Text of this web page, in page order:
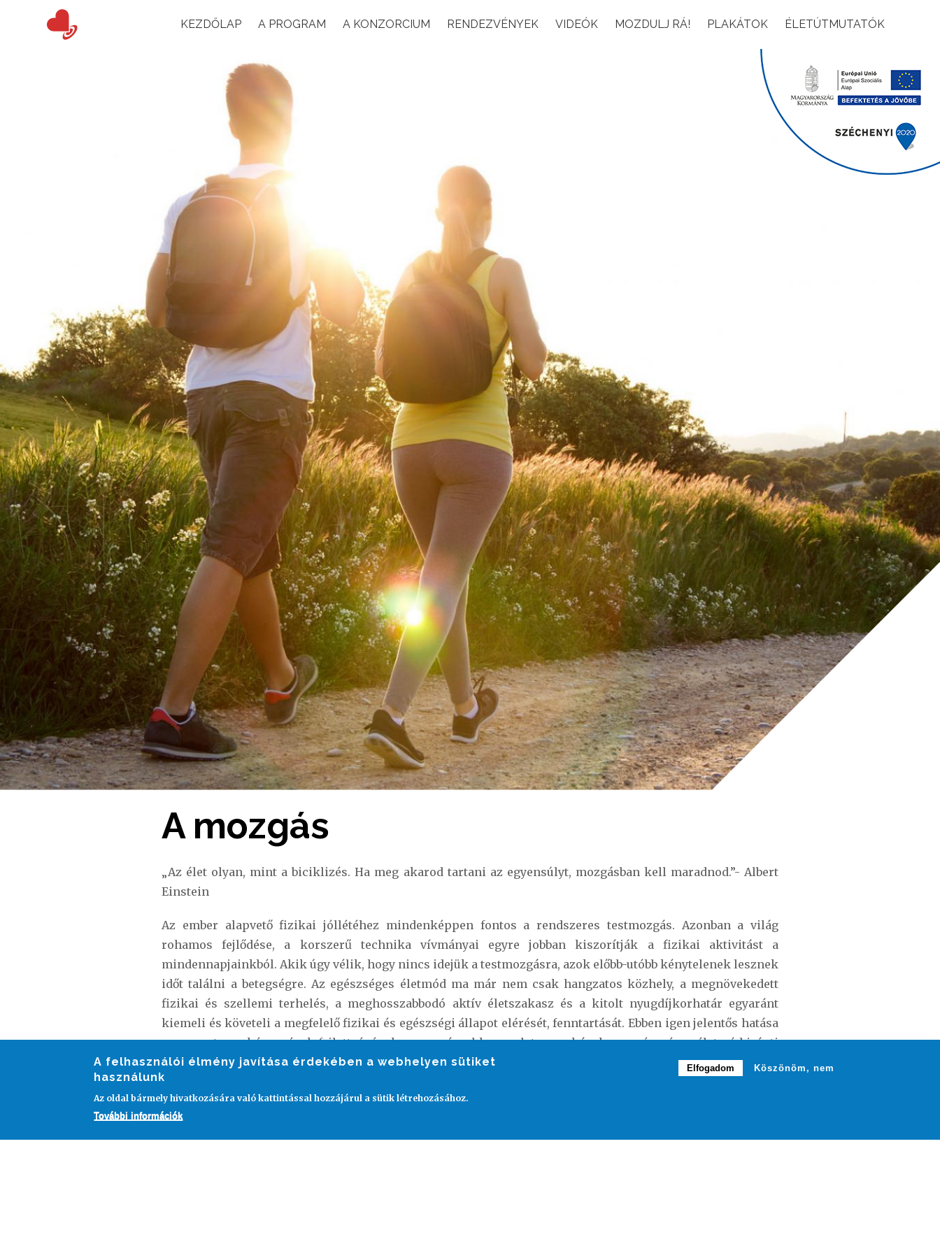
Main
navigation
KEZDŐLAP A PROGRAM A KONZORCIUM RENDEZVÉNYEK VIDEÓK MOZDULJ RÁ! PLAKÁTOK ÉLETÚTMUTATÓK
A mozgás
„Az élet olyan, mint a biciklizés. Ha meg akarod tartani az egyensúlyt, mozgásban kell maradnod.”- Albert
Einstein
Az ember alapvető fizikai jóllétéhez mindenképpen fontos a rendszeres testmozgás. Azonban a világ
rohamos fejlődése, a korszerű technika vívmányai egyre jobban kiszorítják a fizikai aktivitást a
mindennapjainkból. Akik úgy vélik, hogy nincs idejük a testmozgásra, azok előbb-utóbb kénytelenek lesznek
időt találni a betegségre. Az egészséges életmód ma már nem csak hangzatos közhely, a megnövekedett
fizikai és szellemi terhelés, a meghosszabbodó aktív életszakasz és a kitolt nyugdíjkorhatár egyaránt
kiemeli és követeli a megfelelő fizikai és egészségi állapot elérését, fenntartását. Ebben igen jelentős hatása
van a motoros képességek fejlettségének, a mozgással kapcsolatos szokások, az egészséges életmód iránti
igény kialakításának. A rendszeres testmozgás átlagélettartam növelő és közérzet javító hatása, továbbá
különböző betegségek kialakulását megelőző, preventív jellege tudományos kutatásokkal alátámasztott tény.
A sport mentális egészségre kifejtett hatása, illetve az, hogy milyen sűrűn használják bevált módszerként
A felhasználói élmény javítása érdekében a webhelyen sütiket
használunk
Az oldal bármely hivatkozására való kattintással hozzájárul a sütik létrehozásához.
További információk
Elfogadom Köszönöm, nem